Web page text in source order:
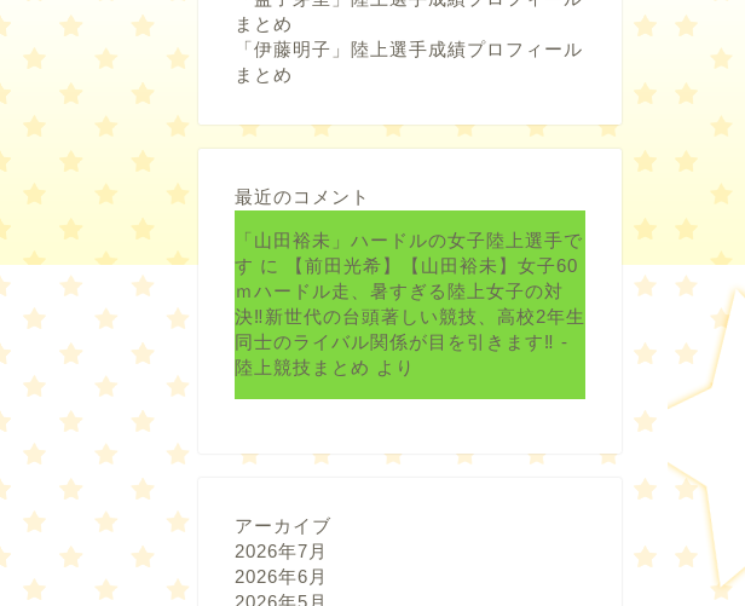
まとめ
「伊藤明子」陸上選手成績プロフィール
まとめ
最近のコメント
「山田裕未」ハードルの女子陸上選手で
す に
【前田光希】【山田裕未】女子60
ｍハードル走、暑すぎる陸上女子の対
決‼新世代の台頭著しい競技、高校2年生
同士のライバル関係が目を引きます‼ -
陸上競技まとめ より
アーカイブ
2026年7月
2026年6月
2026年5月